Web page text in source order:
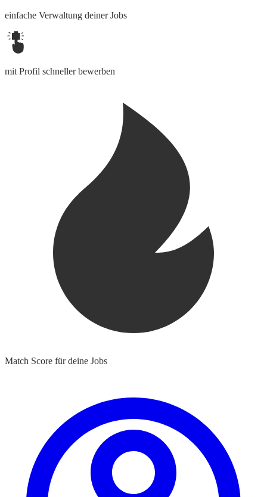
einfache Verwaltung deiner Jobs
mit Profil schneller bewerben
Match Score für deine Jobs